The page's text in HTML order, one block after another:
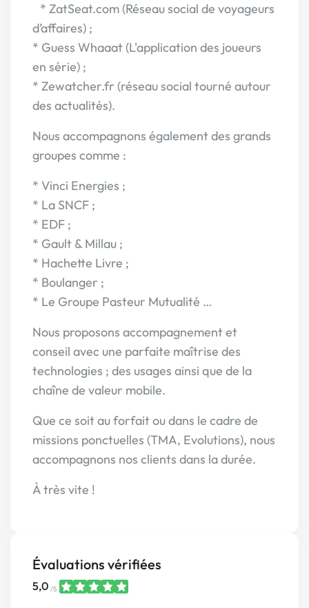
* ZatSeat.com (Réseau social de voyageurs
d’affaires) ;
* Guess Whaaat (L'application des joueurs
en série) ;
* Zewatcher.fr (réseau social tourné autour
des actualités).
Nous accompagnons également des grands
groupes comme :
* Vinci Energies ;
* La SNCF ;
* EDF ;
* Gault & Millau ;
* Hachette Livre ;
* Boulanger ;
* Le Groupe Pasteur Mutualité …
Nous proposons accompagnement et
conseil avec une parfaite maîtrise des
technologies ; des usages ainsi que de la
chaîne de valeur mobile.
Que ce soit au forfait ou dans le cadre de
missions ponctuelles (TMA, Evolutions), nous
accompagnons nos clients dans la durée.
À très vite !
Évaluations vérifiées
5,0 /5